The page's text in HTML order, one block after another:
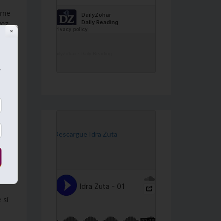
sí
[Descargue Idra Zuta
✕